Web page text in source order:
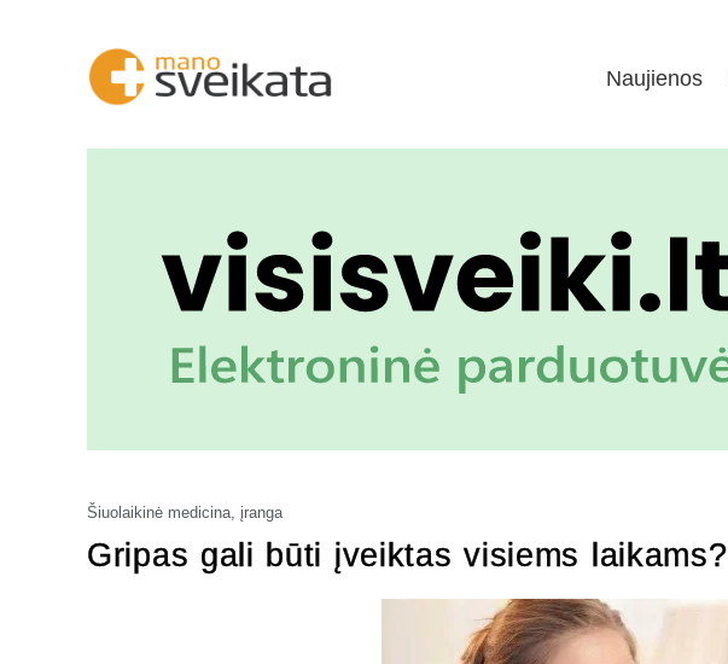
Naujienos
Šiuolaikinė medicina, įranga
Gripas gali būti įveiktas visiems laikams?